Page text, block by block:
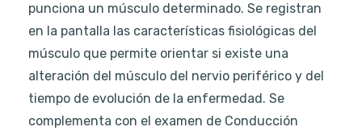
punciona un músculo determinado. Se registran
en la pantalla las características fisiológicas del
músculo que permite orientar si existe una
alteración del músculo del nervio periférico y del
tiempo de evolución de la enfermedad. Se
complementa con el examen de Conducción